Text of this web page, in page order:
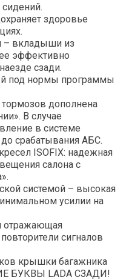
здоровье
– вкладыши из
эффективно
сзади.
под нормы программы
дополнена
В случае
в системе
срабатывания АБС.
ISOFIX: надежная
салона с
системой – высокая
усилии на
отражающая
сигналов
крышки багажника
БУКВЫ LADA СЗАДИ!